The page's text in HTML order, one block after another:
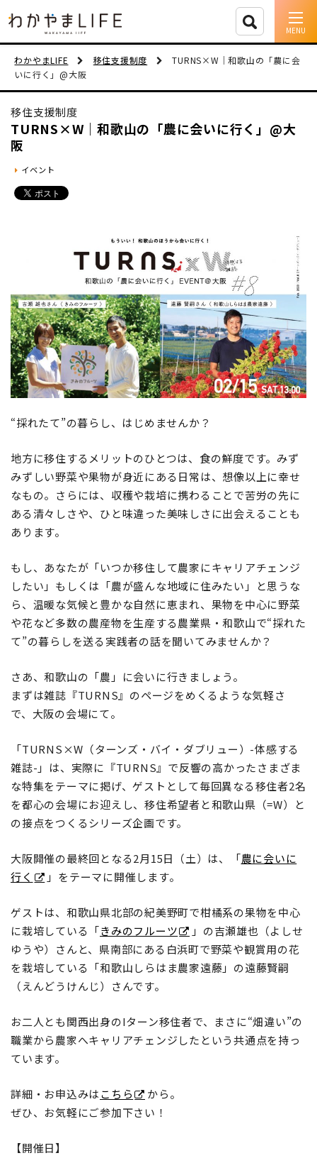
イベント情報
移住支援
人に会う
移住者インタビュー
動画
地域おこし協力隊
わかやまLIFE 移住支援制度
TURNS×W｜和歌山の「農に会
いに行く」@大阪
移住支援制度
TURNS×W｜和歌山の「農に会いに行く」@大
阪
イベント
“採れたて”の暮らし、はじめませんか？
地方に移住するメリットのひとつは、食の鮮度です。みず
みずしい野菜や果物が身近にある日常は、想像以上に幸せ
なもの。さらには、収穫や栽培に携わることで苦労の先に
ある清々しさや、ひと味違った美味しさに出会えることも
あります。
もし、あなたが「いつか移住して農家にキャリアチェンジ
したい」もしくは「農が盛んな地域に住みたい」と思うな
ら、温暖な気候と豊かな自然に恵まれ、果物を中心に野菜
や花など多数の農産物を生産する農業県・和歌山で“採れた
て”の暮らしを送る実践者の話を聞いてみませんか？
さあ、和歌山の「農」に会いに行きましょう。
まずは雑誌『TURNS』のページをめくるような気軽さ
で、大阪の会場にて。
「TURNS×W（ターンズ・バイ・ダブリュー）-体感する
雑誌-」は、実際に『TURNS』で反響の高かったさまざま
な特集をテーマに掲げ、ゲストとして毎回異なる移住者2名
を都心の会場にお迎えし、移住希望者と和歌山県（=W）と
の接点をつくるシリーズ企画です。
大阪開催の最終回となる2月15日（土）は、「農に会いに
行く
」をテーマに開催します。
ゲストは、和歌山県北部の紀美野町で柑橘系の果物を中心
に栽培している「きみのフルーツ
」の吉瀬雄也（よしせ
ゆうや）さんと、県南部にある白浜町で野菜や観賞用の花
を栽培している「和歌山しらはま農家遠藤」の遠藤賢嗣
（えんどうけんじ）さんです。
お二人とも関西出身のIターン移住者で、まさに“畑違い”の
職業から農家へキャリアチェンジしたという共通点を持っ
ています。
詳細・お申込みはこちら
から。
ぜひ、お気軽にご参加下さい！
【開催日】